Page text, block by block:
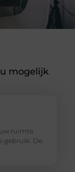
mogelijk
ruimte
gebruik. De